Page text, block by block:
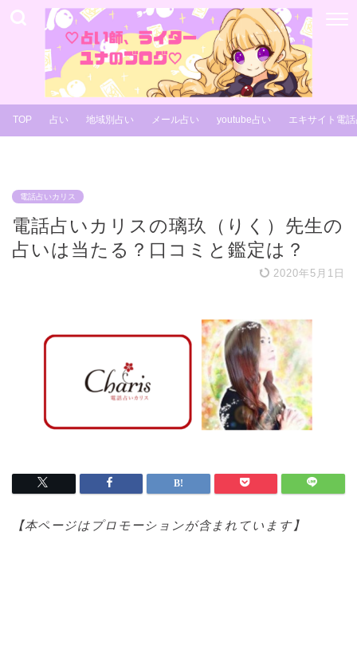
TOP 占い 地域別占い メール占い youtube占い エキサイト電
電話占いカリス
電話占いカリスの璃玖（りく）先生の
占いは当たる？口コミと鑑定は？
2020年5月1日
【本ページはプロモーションが含まれています】